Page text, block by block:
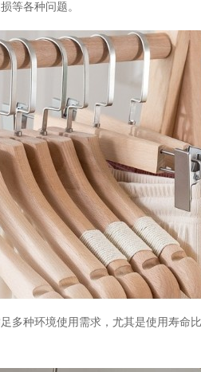
等各种问题。
多种环境使用需求，尤其是使用寿命